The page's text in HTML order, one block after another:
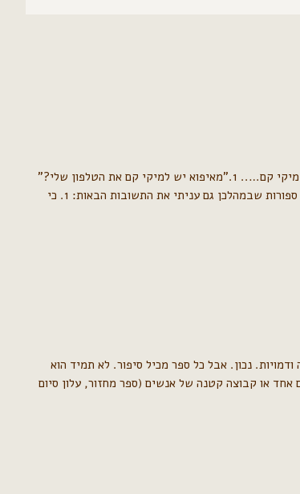
דבר אינו משתווה למהירות המחשבה יום אחד מצלצל הטלפון הנייד שלי ועל המסך מבליח שם המתקשר-מיקי קם….. 1."מאיפוא יש למיקי קם את הטלפון שלי?"
2."למה מיקי קם מתקשרת אלי?" 3." מה אני אמורה לעשות???" כל השאלות האלה לקחו כנראה שניות ספורות שבמהלכן גם עניתי את התשובות הבאות: 1. כי
נכון. אבל כל ספר מכיל סיפור. לא תמיד הוא
אחד או קבוצה קטנה של אנשים (ספר מחזור, עלון סיום